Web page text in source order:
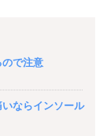
るので注意
ならインソール